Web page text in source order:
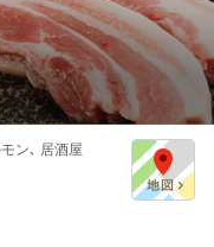
ン､ 居酒屋